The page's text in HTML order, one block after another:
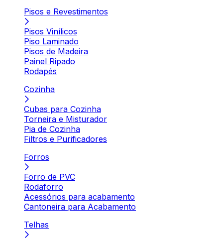
Pisos e Revestimentos
Pisos Vinílicos
Piso Laminado
Pisos de Madeira
Painel Ripado
Rodapés
Cozinha
Cubas para Cozinha
Torneira e Misturador
Pia de Cozinha
Filtros e Purificadores
Forros
Forro de PVC
Rodaforro
Acessórios para acabamento
Cantoneira para Acabamento
Telhas